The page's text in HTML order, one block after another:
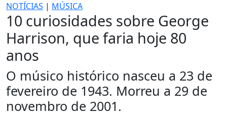
NOTÍCIAS | MÚSICA
10 curiosidades sobre George
Harrison, que faria hoje 80
anos
O músico histórico nasceu a 23 de
fevereiro de 1943. Morreu a 29 de
novembro de 2001.